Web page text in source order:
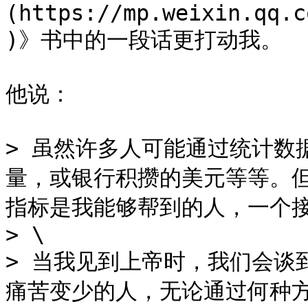
(https://
)》书中的一段话更打动我。
他说：
> 虽然许多人可能通过统计数
量，或银行积攒的美元等等。
指标是我能够帮到的人，一个
> \
> 当我见到上帝时，我们会谈
痛苦变少的人，无论通过何种